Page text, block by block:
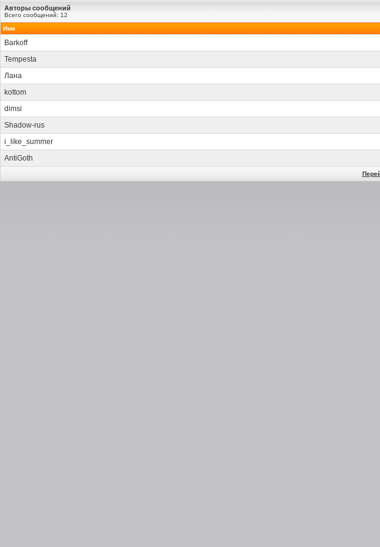
Авторы сообщений
Всего сообщений: 12
Имя
Barkoff
Tempesta
Лана
kottom
dimsi
Shadow-rus
i_like_summer
AntiGoth